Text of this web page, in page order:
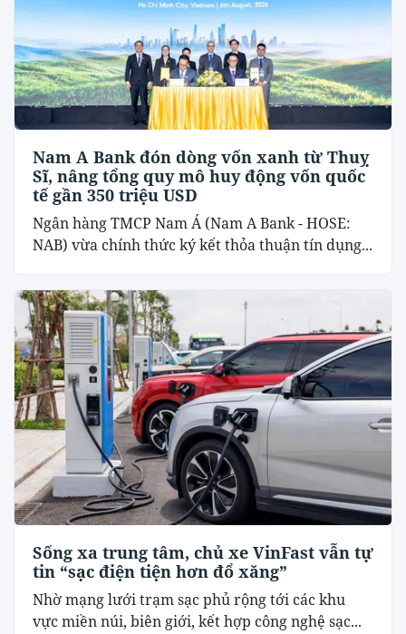
Nam A Bank đón dòng vốn xanh từ Thuỵ
Sĩ, nâng tổng quy mô huy động vốn quốc
tế gần 350 triệu USD
Ngân hàng TMCP Nam Á (Nam A Bank - HOSE:
NAB) vừa chính thức ký kết thỏa thuận tín dụng...
Sống xa trung tâm, chủ xe VinFast vẫn tự
tin “sạc điện tiện hơn đổ xăng”
Nhờ mạng lưới trạm sạc phủ rộng tới các khu
vực miền núi, biên giới, kết hợp công nghệ sạc...